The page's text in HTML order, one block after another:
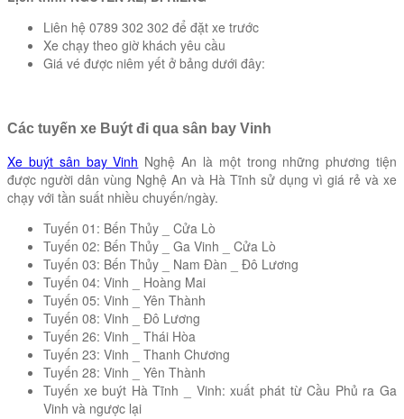
Liên hệ 0789 302 302 để đặt xe trước
Xe chạy theo giờ khách yêu cầu
Giá vé được niêm yết ở bảng dưới đây:
Các tuyến xe Buýt đi qua sân bay Vinh
Xe buýt sân bay Vinh Nghệ An là một trong những phương tiện
được người dân vùng Nghệ An và Hà Tĩnh sử dụng vì giá rẻ và xe
chạy với tần suất nhiều chuyến/ngày.
Tuyến 01: Bến Thủy _ Cửa Lò
Tuyến 02: Bến Thủy _ Ga Vinh _ Cửa Lò
Tuyến 03: Bến Thủy _ Nam Đàn _ Đô Lương
Tuyến 04: Vinh _ Hoàng Mai
Tuyến 05: Vinh _ Yên Thành
Tuyến 08: Vinh _ Đô Lương
Tuyến 26: Vinh _ Thái Hòa
Tuyến 23: Vinh _ Thanh Chương
Tuyến 28: Vinh _ Yên Thành
Tuyến xe buýt Hà Tĩnh _ Vinh: xuất phát từ Cầu Phủ ra Ga
Vinh và ngược lại